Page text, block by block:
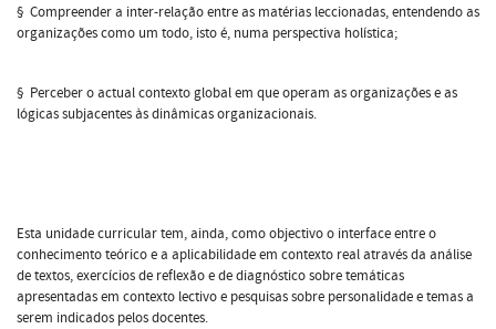
§ Compreender a inter-relação entre as matérias leccionadas, entendendo as
organizações como um todo, isto é, numa perspectiva holística;
§ Perceber o actual contexto global em que operam as organizações e as
lógicas subjacentes às dinâmicas organizacionais.
Esta unidade curricular tem, ainda, como objectivo o interface entre o
conhecimento teórico e a aplicabilidade em contexto real através da análise
de textos, exercícios de reflexão e de diagnóstico sobre temáticas
apresentadas em contexto lectivo e pesquisas sobre personalidade e temas a
serem indicados pelos docentes.